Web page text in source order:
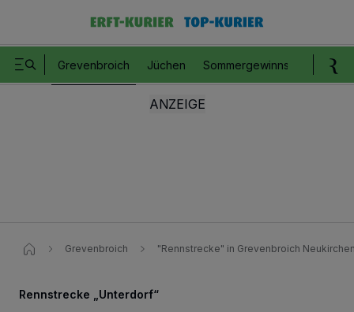
Grevenbroich Jüchen Sommergewinnspiel
Grevenbroich "Rennstrecke" in Grevenbroich
Rennstrecke „Unterdorf“